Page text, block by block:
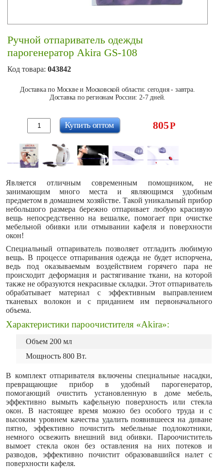
Ручной отпариватель одежды
парогенератор Akira GS-108
Код товара: 043842
Доставка по Москве и Московской области: сегодня - завтра.
Доставка по регионам России: 2-7 дней.
805Р
Купить оптом
Является отличным современным помощником, не
занимающим много места и являющимся удобным
предметом в домашнем хозяйстве. Такой уникальный прибор
небольшого размера бережно отпаривает любую красивую
вещь непосредственно на вешалке, помогает при очистке
мебельной обивки или отмывании кафеля и поверхности
окон!
Специальный отпариватель позволяет отгладить любимую
вещь. В процессе отпаривания одежда не будет испорчена,
ведь под оказываемым воздействием горячего пара не
происходит деформация и растягивание ткани, на которой
также не образуются некрасивые складки. Этот отпариватель
обрабатывает материал с эффективным выправлением
тканевых волокон и с приданием им первоначального
объема.
Характеристики пароочистителя «Akira»:
Объем 200 мл
Мощность 800 Вт.
В комплект отпаривателя включены специальные насадки,
превращающие прибор в удобный парогенератор,
помогающий очистить установленную в доме мебель,
эффективно вымыть кафельную поверхность или стекла
окон. В настоящее время можно без особого труда и с
высоким уровнем качества удалить появившееся на диване
пятно, эффективно почистить мебельные подлокотники,
немного освежить внешний вид обивки. Пароочиститель
вымоет стекла окон без оставления на них потеков и
разводов, эффективно почистит образовавшийся налет с
поверхности кафеля.